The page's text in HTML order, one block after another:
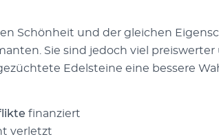
Schönheit und der gleichen
Sie sind jedoch viel preiswerter
Edelsteine eine bessere
finanziert
verletzt